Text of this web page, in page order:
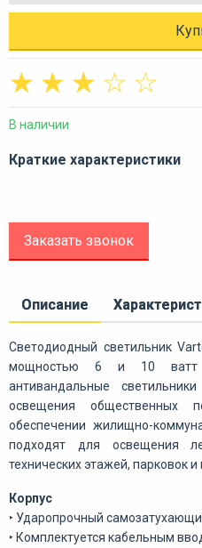
☆
☆
☆
☆
☆
В наличии
Краткие характеристики
Заказать звонок
Описание
Светодиодный светильник
мощностью 6 и 10 ватт
антивандальные
освещения общественных
обеспечении жилищно-
подходят для освещения
технических этажей, парковок
Корпус
‣ Ударопрочный
‣ Комплектуется кабельным